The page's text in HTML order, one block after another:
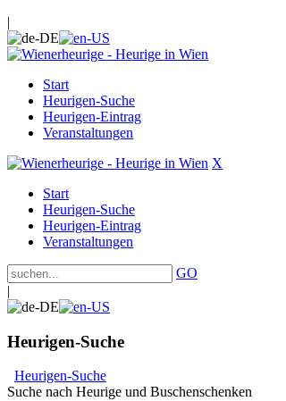
|
Start
Heurigen-Suche
Heurigen-Eintrag
Veranstaltungen
X
Start
Heurigen-Suche
Heurigen-Eintrag
Veranstaltungen
GO
|
Heurigen-Suche
Heurigen-Suche
Suche nach Heurige und Buschenschenken